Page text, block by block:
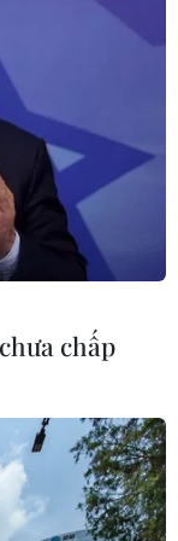
xóa nhà tạm,
khánh thành
57.854
chấp